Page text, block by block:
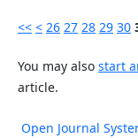
<< < 26 27 28 29 30
You may also start
article.
Open Journal